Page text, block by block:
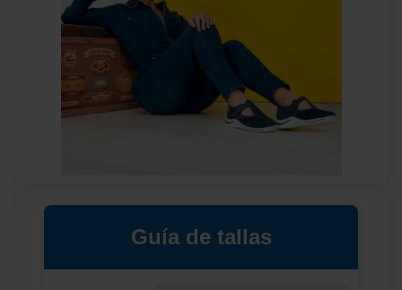
Guía de tallas